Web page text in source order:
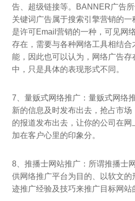
告、超级链接等。BANNER广告所
关键词广告属于搜索引擎营销的一
是许可Email营销的一种，可见网
存在，需要与各种网络工具相结合
能，因此也可以认为，网络广告
中，只是具体的表现形式不同。
7、量贩式网络推广：量贩式网络
新的信息及时发布出去，抢占市
的报道发布出去，让你的公司在
加在客户心里的印象分。
8、推播士网站推广：所谓推播士
供网络推广平台为目的、以软文的
迹推广经验及技巧来推广目标网站